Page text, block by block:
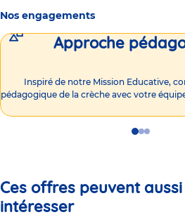
Nos engagements
Approche
Inspiré de notre Mission Educative,
pédagogique de la crèche avec votre
GoGoGo
Ces offres peuvent
intéresser